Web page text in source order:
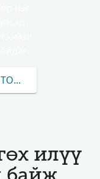
илүү